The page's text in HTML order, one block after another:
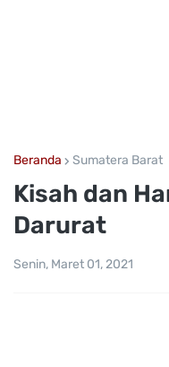
Beranda Sumatera Barat
Kisah dan
Darurat
Senin, Maret 01, 2021